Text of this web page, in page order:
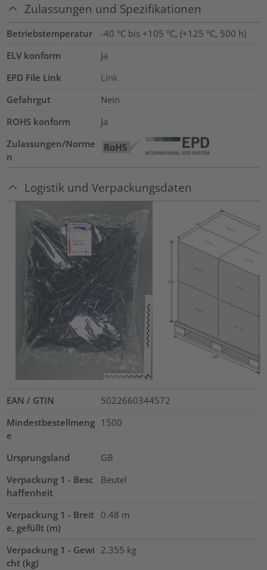
Zulassungen und Spezifikationen
Betriebstemperatur
-40 °C bis +105 °C, (+125 °C, 500 h)
ELV konform
Ja
EPD File Link
Link
Gefahrgut
Nein
ROHS konform
Ja
Zulassungen/Norme
n
Logistik und Verpackungsdaten
EAN / GTIN
5022660344572
Mindestbestellmeng
e
1500
Ursprungsland
GB
Verpackung 1 - Besc
haffenheit
Beutel
Verpackung 1 - Breit
e, gefüllt (m)
0.48 m
Verpackung 1 - Gewi
cht (kg)
2.355 kg